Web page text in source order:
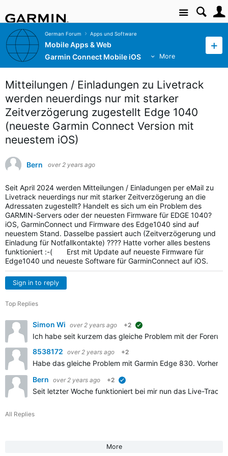
Site
German Forum Apps und Software
Mobile Apps & Web
Garmin Connect Mobile iOS
More
Mitteilungen / Einladungen zu Livetrack
werden neuerdings nur mit starker
Zeitverzögerung zugestellt Edge 1040
(neueste Garmin Connect Version mit
neuestem iOS)
Bern over 2 years ago
Seit April 2024 werden Mitteilungen / Einladungen per eMail zu
Livetrack neuerdings nur mit starker Zeitverzögerung an die
Adressaten zugestellt? Handelt es sich um ein Problem des
GARMIN-Servers oder der neuesten Firmware für EDGE 1040?
iOS, GarminConnect und Firmware des Edge1040 sind auf
neuestem Stand. Dasselbe passiert auch (Zeitverzögerung und
Einladung für Notfallkontakte) ???? Hatte vorher alles bestens
funktioniert :-( Erst mit Update auf neueste Firmware für
Edge1040 und neueste Software für GarminConnect auf iOS.
Sign in to reply
Top Replies
Simon Wi over 2 years ago +2
Ich habe seit kurzem das gleiche Problem mit der
8538172 over 2 years ago +2
Habe das gleiche Problem mit Garmin Edge 830. Vorher
Bern over 2 years ago +2
Seit letzter Woche funktioniert bei mir nun das Live-
All Replies
More